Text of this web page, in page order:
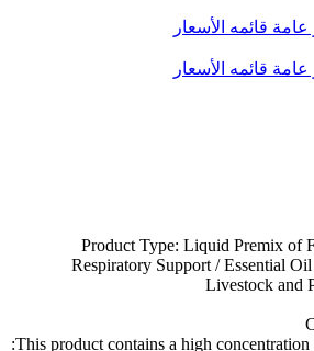
عامة قائمه الأسعار
عامة قائمه الأسعار
Product Type: Liquid Premix of
Respiratory Support / Essential
Livestock and
This product contains a high concentration